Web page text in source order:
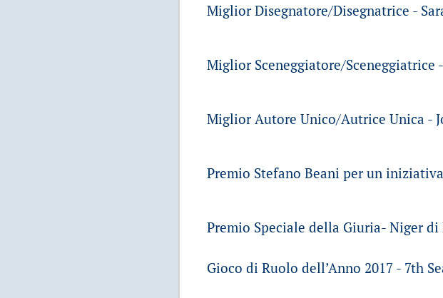
Miglior Disegnatore/Disegnatrice -
Miglior Sceneggiatore/
Miglior Autore Unico/Autrice Unica -
Premio Stefano Beani per un
Premio Speciale della Giuria- Niger
Gioco di Ruolo dell’Anno 2017 - 7th